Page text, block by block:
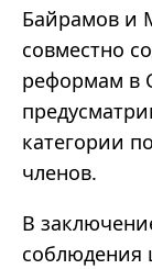
Байрамов и
совместно
реформам в
категории
членов.
В